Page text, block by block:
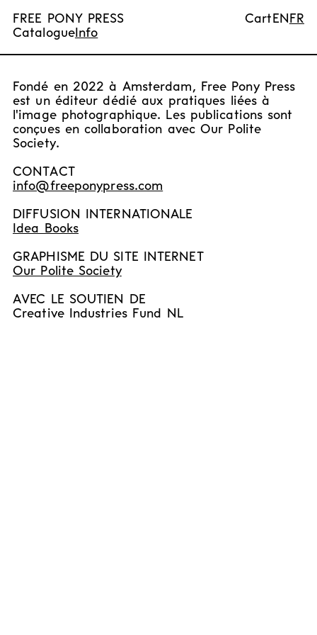
FREE PONY PRESS
CatalogueInfo
Cart EN FR
Fondé en 2022 à Amsterdam, Free Pony Press
est un éditeur dédié aux pratiques liées à
l'image photographique. Les publications sont
conçues en collaboration avec Our Polite
Society.
CONTACT
info@freeponypress.com
DIFFUSION INTERNATIONALE
Idea Books
GRAPHISME DU SITE INTERNET
Our Polite Society
AVEC LE SOUTIEN DE
Creative Industries Fund NL